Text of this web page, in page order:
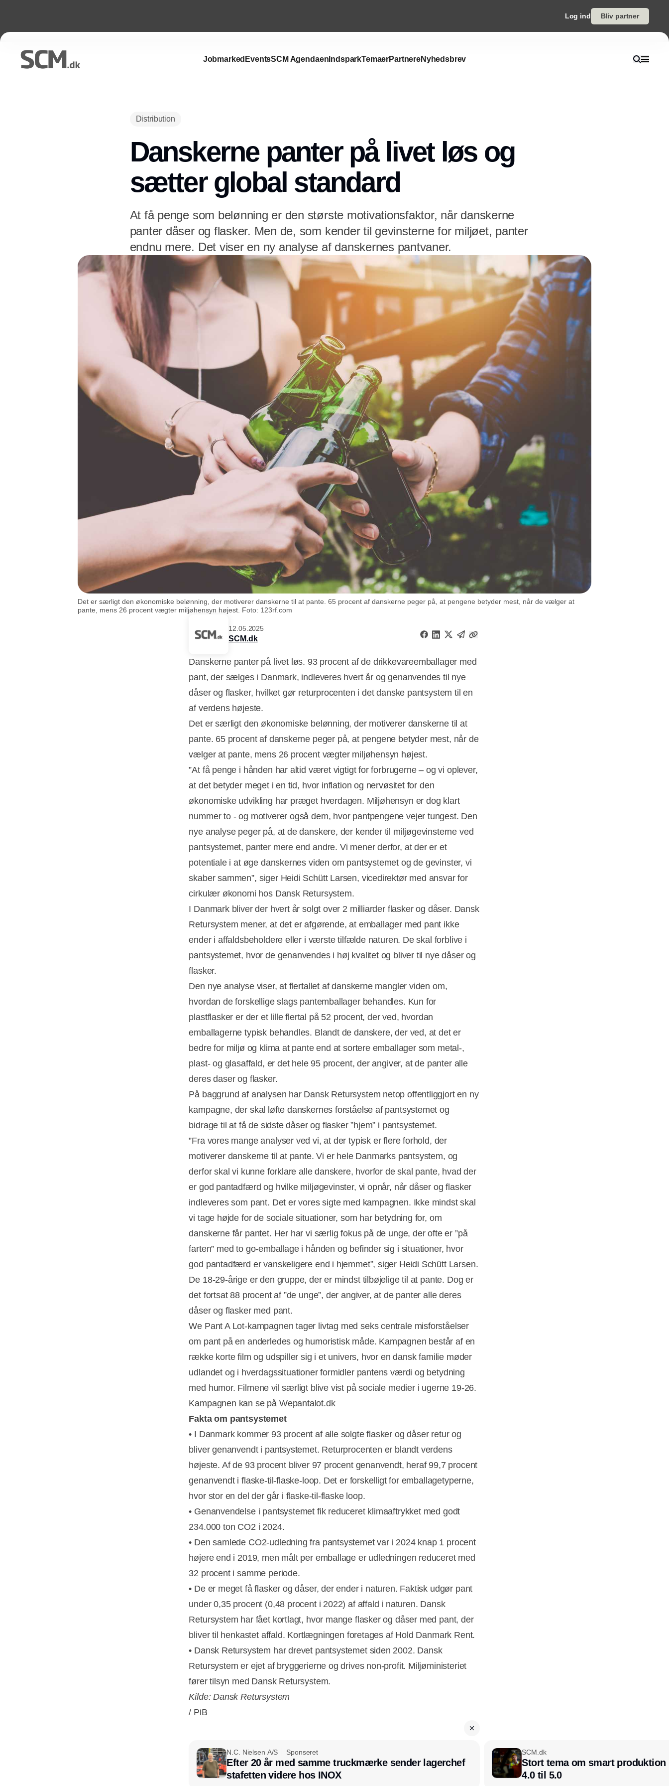
Log ind Bliv partner
Jobmarked EventsSCM Agendaen IndsparkTemaerPartnereNyhedsbrev
Distribution
Danskerne panter på livet løs og
sætter global standard
At få penge som belønning er den største motivationsfaktor, når danskerne
panter dåser og flasker. Men de, som kender til gevinsterne for miljøet, panter
endnu mere. Det viser en ny analyse af danskernes pantvaner.
Det er særligt den økonomiske belønning, der motiverer danskerne til at pante. 65 procent af danskerne peger på, at pengene betyder mest, når de vælger at
pante, mens 26 procent vægter miljøhensyn højest. Foto: 123rf.com
12.05.2025
SCM.dk
Danskerne panter på livet løs. 93 procent af de drikkevareemballager med
pant, der sælges i Danmark, indleveres hvert år og genanvendes til nye
dåser og flasker, hvilket gør returprocenten i det danske pantsystem til en
af verdens højeste.
Det er særligt den økonomiske belønning, der motiverer danskerne til at
pante. 65 procent af danskerne peger på, at pengene betyder mest, når de
vælger at pante, mens 26 procent vægter miljøhensyn højest.
”At få penge i hånden har altid været vigtigt for forbrugerne – og vi oplever,
at det betyder meget i en tid, hvor inflation og nervøsitet for den
økonomiske udvikling har præget hverdagen. Miljøhensyn er dog klart
nummer to - og motiverer også dem, hvor pantpengene vejer tungest. Den
nye analyse peger på, at de danskere, der kender til miljøgevinsterne ved
pantsystemet, panter mere end andre. Vi mener derfor, at der er et
potentiale i at øge danskernes viden om pantsystemet og de gevinster, vi
skaber sammen”, siger Heidi Schütt Larsen, vicedirektør med ansvar for
cirkulær økonomi hos Dansk Retursystem.
Annonce
I Danmark bliver der hvert år solgt over 2 milliarder flasker og dåser. Dansk
Retursystem mener, at det er afgørende, at emballager med pant ikke
ender i affaldsbeholdere eller i værste tilfælde naturen. De skal forblive i
pantsystemet, hvor de genanvendes i høj kvalitet og bliver til nye dåser og
flasker.
Den nye analyse viser, at flertallet af danskerne mangler viden om,
hvordan de forskellige slags pantemballager behandles. Kun for
plastflasker er der et lille flertal på 52 procent, der ved, hvordan
emballagerne typisk behandles. Blandt de danskere, der ved, at det er
bedre for miljø og klima at pante end at sortere emballager som metal-,
plast- og glasaffald, er det hele 95 procent, der angiver, at de panter alle
deres daser og flasker.
På baggrund af analysen har Dansk Retursystem netop offentliggjort en ny
kampagne, der skal løfte danskernes forståelse af pantsystemet og
bidrage til at få de sidste dåser og flasker ”hjem” i pantsystemet.
”Fra vores mange analyser ved vi, at der typisk er flere forhold, der
motiverer danskerne til at pante. Vi er hele Danmarks pantsystem, og
derfor skal vi kunne forklare alle danskere, hvorfor de skal pante, hvad der
er god pantadfærd og hvilke miljøgevinster, vi opnår, når dåser og flasker
indleveres som pant. Det er vores sigte med kampagnen. Ikke mindst skal
vi tage højde for de sociale situationer, som har betydning for, om
danskerne får pantet. Her har vi særlig fokus på de unge, der ofte er ”på
farten” med to go-emballage i hånden og befinder sig i situationer, hvor
god pantadfærd er vanskeligere end i hjemmet”, siger Heidi Schütt Larsen.
De 18-29-årige er den gruppe, der er mindst tilbøjelige til at pante. Dog er
det fortsat 88 procent af ”de unge”, der angiver, at de panter alle deres
dåser og flasker med pant.
We Pant A Lot-kampagnen tager livtag med seks centrale misforståelser
om pant på en anderledes og humoristisk måde. Kampagnen består af en
række korte film og udspiller sig i et univers, hvor en dansk familie møder
udlandet og i hverdagssituationer formidler pantens værdi og betydning
med humor. Filmene vil særligt blive vist på sociale medier i ugerne 19-26.
Kampagnen kan se på Wepantalot.dk
Fakta om pantsystemet
• I Danmark kommer 93 procent af alle solgte flasker og dåser retur og
bliver genanvendt i pantsystemet. Returprocenten er blandt verdens
højeste. Af de 93 procent bliver 97 procent genanvendt, heraf 99,7 procent
genanvendt i flaske-til-flaske-loop. Det er forskelligt for emballagetyperne,
hvor stor en del der går i flaske-til-flaske loop.
• Genanvendelse i pantsystemet fik reduceret klimaaftrykket med godt
234.000 ton CO2 i 2024.
• Den samlede CO2-udledning fra pantsystemet var i 2024 knap 1 procent
højere end i 2019, men målt per emballage er udledningen reduceret med
32 procent i samme periode.
• De er meget få flasker og dåser, der ender i naturen. Faktisk udgør pant
under 0,35 procent (0,48 procent i 2022) af affald i naturen. Dansk
Retursystem har fået kortlagt, hvor mange flasker og dåser med pant, der
bliver til henkastet affald. Kortlægningen foretages af Hold Danmark Rent.
• Dansk Retursystem har drevet pantsystemet siden 2002. Dansk
Retursystem er ejet af bryggerierne og drives non-profit. Miljøministeriet
fører tilsyn med Dansk Retursystem.
Kilde: Dansk Retursystem
/ PiB
N.C. Nielsen A/S Sponseret
Efter 20 år med samme truckmærke sender lagerchef
stafetten videre hos INOX
SCM.dk
Stort tema om smart
4.0 til 5.0